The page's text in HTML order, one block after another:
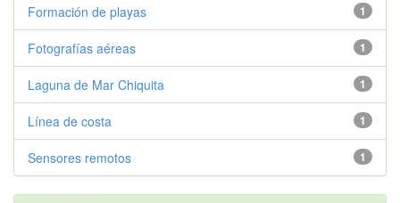
1
Formación de playas
1
Fotografías aéreas
1
Laguna de Mar Chiquita
1
Línea de costa
1
Sensores remotos